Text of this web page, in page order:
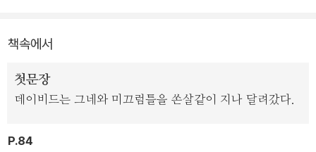
대해 연구하고 있다. 하버드대에서 의학을, 캘리포니아대에서 신경생
상태를 관찰함으로써 호르몬과 신경계의 화학작용이 여자의 심리에
어떤 영향을 미치는지 밝히기 위한 목적으로 설립된 미국 최초의 임
펼치고 있다. 아울러 이곳에서 섹스, 출산, 양육, 커리어 등 인생의 각
책속에서
첫문장
데이비드는 그네와 미끄럼틀을 쏜살같이 지나 달려갔다.
P.84